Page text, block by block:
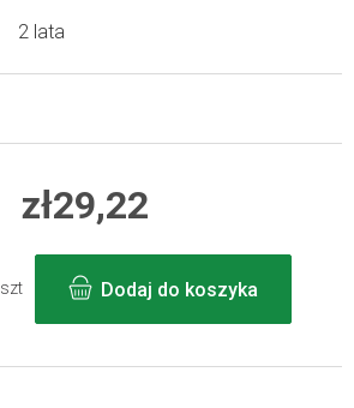
2 lata
zł29,22
jednostkowa:
szt
Dodaj do koszyka